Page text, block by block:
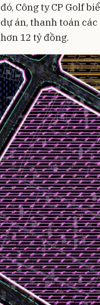
đó, Công ty CP Golf
dự án, thanh toán
hơn 12 tỷ đồng.